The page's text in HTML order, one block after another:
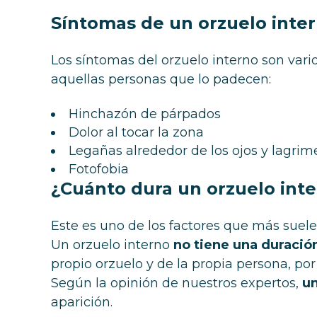
Síntomas de un orzuelo
Los síntomas del orzuelo interno son
aquellas personas que lo padecen:
Hinchazón de párpados
Dolor al tocar la zona
Legañas alrededor de los ojos y
Fotofobia
¿Cuánto dura un orzuelo
Este es uno de los factores que más
Un orzuelo interno no tiene una
propio orzuelo y de la propia persona,
Según la opinión de nuestros expertos,
aparición.